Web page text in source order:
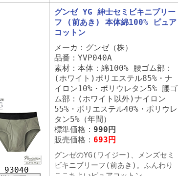
93040
グンゼ YG 紳士セミビキニブリー
フ (前あき) 本体綿100% ピュア
コットン
メーカ：グンゼ（株）
品番：YVP040A
素材：本体：綿100% 腰ゴム部：
(ホワイト)ポリエステル85%・ナ
イロン10%・ポリウレタン5% 腰ゴ
ム部：(ホワイト以外)ナイロン
55%・ポリエステル40%・ポリウレ
タン5%（年間）
標準価格： 990円
販売価格： 693円
グンゼのYG(ワイジー)、メンズセミ
ビキニブリーフ(前あき)。ふんわり